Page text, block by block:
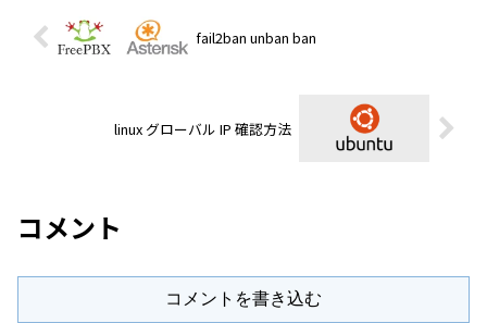
fail2ban unban ban
linux グローバル IP 確認方法
コメント
コメントを書き込む